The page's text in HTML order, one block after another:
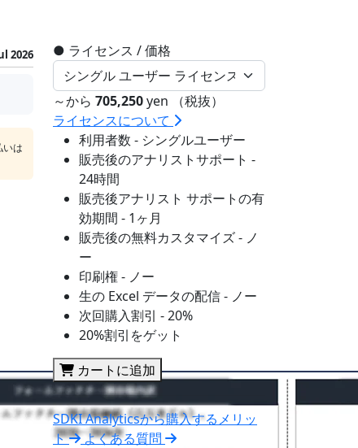
2026
いは
● ライセンス / 価格
～から 705,250yen （税抜）
ライセンスについて
利用者数 - シングルユーザー
販売後のアナリストサポート -
24時間
販売後アナリスト サポートの有
効期間 - 1ヶ月
販売後の無料カスタマイズ - ノ
ー
印刷権 - ノー
生の Excel データの配信 - ノー
次回購入割引 - 20%
20%割引をゲット
カートに追加
SDKI Analyticsから購入するメリッ
ト
よくある質問